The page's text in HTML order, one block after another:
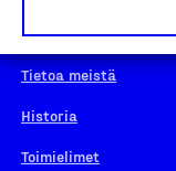
Tietoa meistä
Historia
Toimielimet